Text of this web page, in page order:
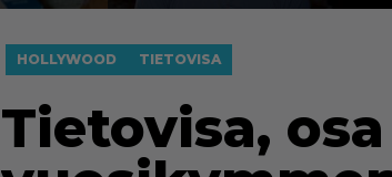
HOLLYWOOD TIETOVISA
Tietovisa,